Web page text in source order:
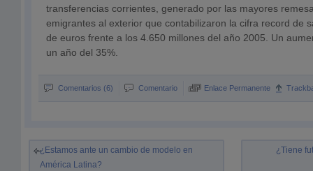
transferencias corrientes, generado por las mayores
emigrantes al exterior que contabilizaron la cifra record de
de euros frente a los 4.650 millones del año 2005. Un
un año del 35%.
Comentarios (6) Comentario Enlace Permanente
¿Estamos ante un cambio de modelo en
América Latina?
¿Tiene